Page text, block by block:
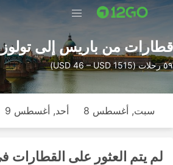
قطارات من باريس إلى تولوز
٥٩ رحلات (USD 46 – USD 1515)
سبت, أغسطس 8 أحد, أغسطس 9